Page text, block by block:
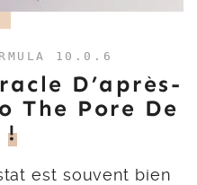
10.0.6
D’après-
The Pore De
!
est souvent bien